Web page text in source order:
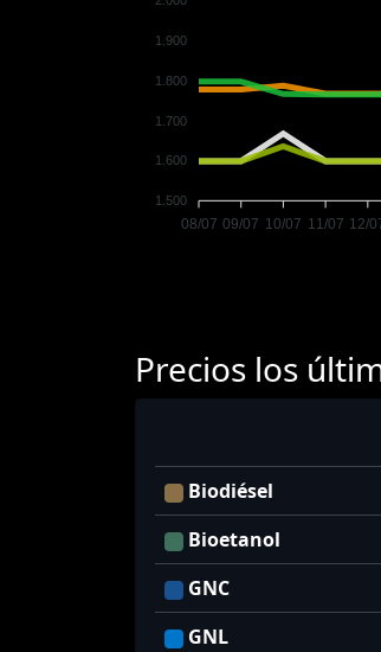
1.900
1.800
1.700
1.600
1.500
08/07 09/07 10/07 11/07 12/
Precios los
Biodiésel
Bioetanol
GNC
GNL